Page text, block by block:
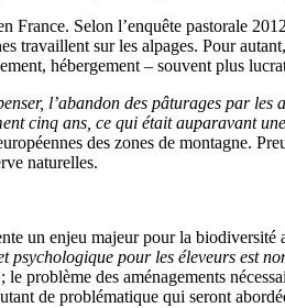
France. Selon l’enquête pastorale
travaillent sur les alpages. Pour
hébergement – souvent plus
l’abandon des pâturages par les
cinq ans, ce qui était auparavant
des zones de montagne.
naturelles.
un enjeu majeur pour la
psychologique pour les éleveurs est
problème des aménagements
de problématique qui seront